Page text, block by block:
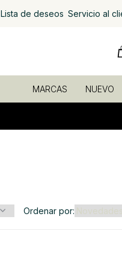
Lista de deseos Servicio al
MARCAS NUEVO
Ordenar por: